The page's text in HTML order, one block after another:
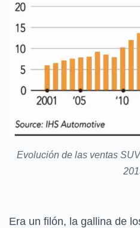
Evolución de las ventas
Era un filón, la gallina de